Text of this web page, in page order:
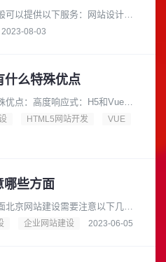
以提供以下服务：网站设计与
立符合其品牌形象和目标的网
2023-08-03
什么特殊优点
点：高度响应式：H5和Vue都
适应不同设备的屏幕大小和分辨
HTML5网站开发
VUE
哪些方面
京网站建设需要注意以下几个
简洁明了，界面美观，易于用户
企业网站建设 2023-06-05